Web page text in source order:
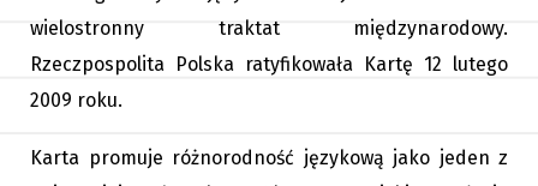
wielostronny traktat międzynarodowy.
Rzeczpospolita Polska ratyfikowała Kartę 12 lutego
2009 roku.
Karta promuje różnorodność językową jako jeden z